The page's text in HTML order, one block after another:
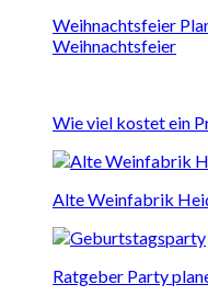
Weihnachtsfeier
Weihnachtsfeier
Wie viel kostet ein
Alte Weinfabrik
Ratgeber Party